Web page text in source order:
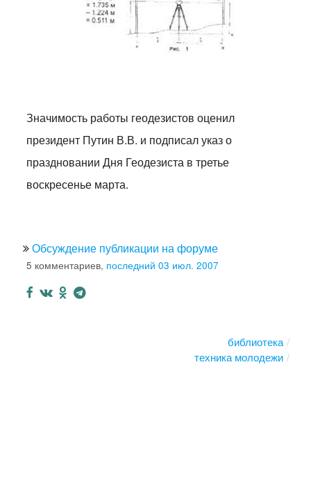
Значимость работы геодезистов оценил
президент Путин В.В. и подписал указ о
праздновании Дня Геодезиста в третье
воскресенье марта.
Обсуждение публикации на форуме
5 комментариев, последний 03 июл. 2007
библиотека
техника молодежи